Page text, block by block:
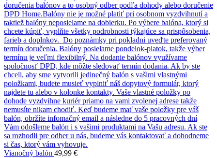
Vianočný balón 49,99 €